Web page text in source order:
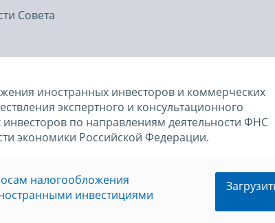
Совета
иностранных инвесторов и коммерческих
экспертного и консультационного
по направлениям деятельности ФНС
экономики Российской Федерации.
налогообложения
инвестициями